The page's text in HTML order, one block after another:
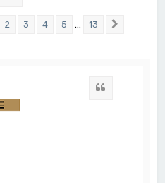
sur 13
2 3 4 5 … 13